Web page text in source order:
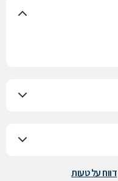
דווח על טעות